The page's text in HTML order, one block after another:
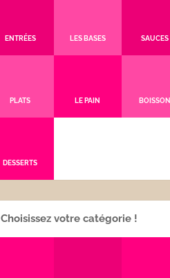
ENTRÉES LES BASES SAUCES
PLATS LE PAIN BOISSON
DESSERTS
Choisissez votre catégorie !